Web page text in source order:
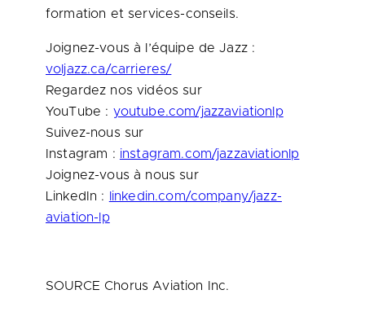
formation et services-conseils.
Joignez-vous à l’équipe de Jazz :
voljazz.ca/carrieres/
Regardez nos vidéos sur
YouTube : youtube.com/jazzaviationlp
Suivez-nous sur
Instagram : instagram.com/jazzaviationlp
Joignez-vous à nous sur
LinkedIn :
linkedin.com/company/jazz-
aviation-lp
SOURCE Chorus Aviation Inc.